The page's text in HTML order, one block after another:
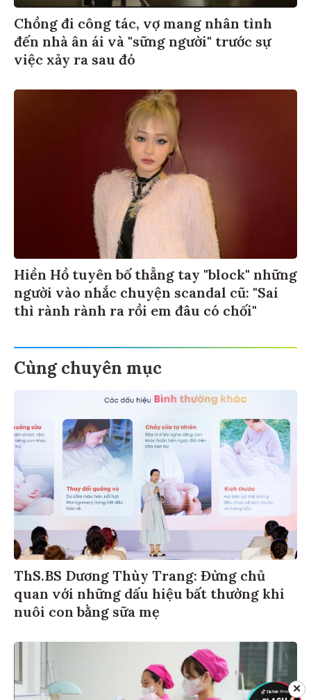
Chồng đi công tác, vợ mang nhân tình
đến nhà ân ái và "sững người" trước sự
việc xảy ra sau đó
Hiền Hồ tuyên bố thẳng tay "block" những
người vào nhắc chuyện scandal cũ: "Sai
thì rành rành ra rồi em đâu có chối"
Cùng chuyên mục
ThS.BS Dương Thùy Trang: Đừng chủ
quan với những dấu hiệu bất thường khi
nuôi con bằng sữa mẹ
✕